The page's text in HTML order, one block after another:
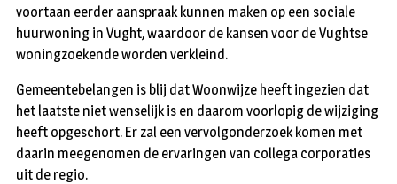
voortaan eerder aanspraak kunnen maken op een sociale
huurwoning in Vught, waardoor de kansen voor de Vughtse
woningzoekende worden verkleind.
Gemeentebelangen is blij dat Woonwijze heeft ingezien dat
het laatste niet wenselijk is en daarom voorlopig de wijziging
heeft opgeschort. Er zal een vervolgonderzoek komen met
daarin meegenomen de ervaringen van collega corporaties
uit de regio.